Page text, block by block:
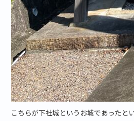
こちらが下社城というお城であったと